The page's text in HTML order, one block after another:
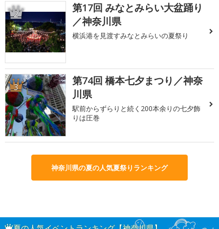
2
第17回 みなとみらい大盆踊り
／神奈川県
横浜港を見渡すみなとみらいの夏祭り
3
第74回 橋本七夕まつり／神奈
川県
駅前からずらりと続く200本余りの七夕飾
りは圧巻
神奈川県の夏の人気夏祭りランキング